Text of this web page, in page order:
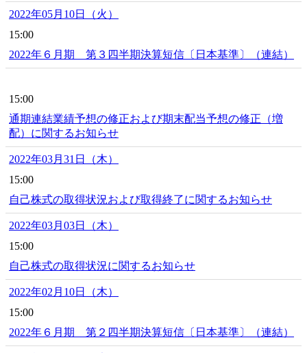
2022年05月10日（火）
15:00
2022年６月期 第３四半期決算短信〔日本基準〕（連結）
15:00
通期連結業績予想の修正および期末配当予想の修正（増
配）に関するお知らせ
2022年03月31日（木）
15:00
自己株式の取得状況および取得終了に関するお知らせ
2022年03月03日（木）
15:00
自己株式の取得状況に関するお知らせ
2022年02月10日（木）
15:00
2022年６月期 第２四半期決算短信〔日本基準〕（連結）